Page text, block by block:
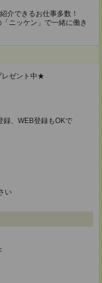
介できるお仕事多数！
ニッケン」で一緒に働き
レゼント中★
、WEB登録もOKで
い